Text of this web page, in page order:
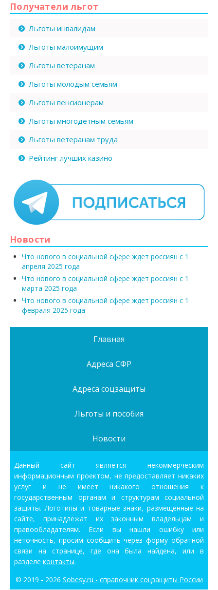
Получатели льгот
Льготы инвалидам
Льготы малоимущим
Льготы ветеранам
Льготы молодым семьям
Льготы пенсионерам
Льготы многодетным семьям
Льготы ветеранам труда
Рейтинг лучших казино
Новости
Что нового в социальной сфере ждет россиян с 1
апреля 2025 года
Что нового в социальной сфере ждет россиян с 1
марта 2025 года
Что нового в социальной сфере ждет россиян с 1
февраля 2025 года
Главная
Адреса СФР
Адреса соцзащиты
Льготы и пособия
Новости
Данный сайт является некоммерческим
информационным проектом, не предоставляет никаких
услуг и не имеет никакого отношения к
государственным органам и структурам социальной
защиты. Логотипы и товарные знаки, размещённые на
сайте, принадлежат их законным владельцам и
правообладателям. Если вы нашли ошибку или
неточность, просим сообщить через форму обратной
связи на странице, где она была найдена, или в
разделе контакты.
© 2019 - 2026 Sobesy.ru - справочник соцзащиты России